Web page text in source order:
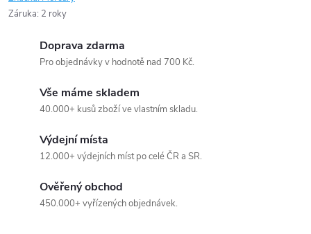
Záruka: 2 roky
Doprava zdarma
Pro objednávky v hodnotě nad 700 Kč.
Vše máme skladem
40.000+ kusů zboží ve vlastním skladu.
Výdejní místa
12.000+ výdejních míst po celé ČR a SR.
Ověřený obchod
450.000+ vyřízených objednávek.